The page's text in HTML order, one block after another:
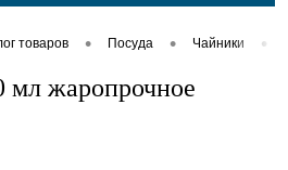
товаров • Посуда • Чайники •
мл жаропрочное